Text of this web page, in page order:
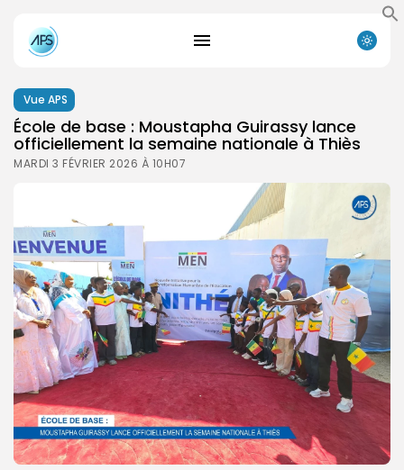
Search Search
Vue APS
École de base : Moustapha Guirassy lance
officiellement la semaine nationale à Thiès
MARDI 3 FÉVRIER 2026 À 10H07